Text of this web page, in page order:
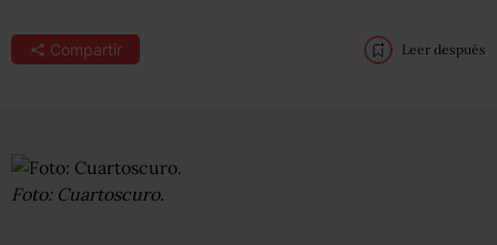
Compartir Leer después
Foto: Cuartoscuro.